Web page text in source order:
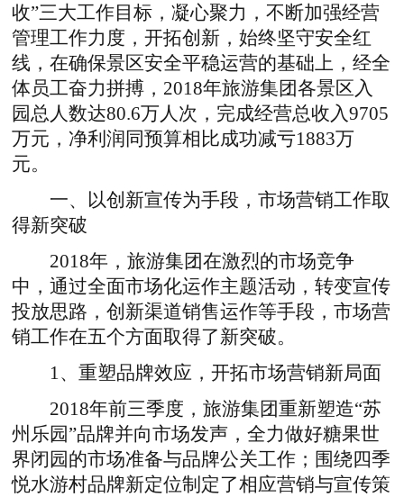
收”三大工作目标，凝心聚力，不断加强经营
管理工作力度，开拓创新，始终坚守安全红
线，在确保景区安全平稳运营的基础上，经全
体员工奋力拼搏，2018年旅游集团各景区入
园总人数达80.6万人次，完成经营总收入9705
万元，净利润同预算相比成功减亏1883万
元。
一、以创新宣传为手段，市场营销工作取
得新突破
2018年，旅游集团在激烈的市场竞争
中，通过全面市场化运作主题活动，转变宣传
投放思路，创新渠道销售运作等手段，市场营
销工作在五个方面取得了新突破。
1、重塑品牌效应，开拓市场营销新局面
2018年前三季度，旅游集团重新塑造“苏
州乐园”品牌并向市场发声，全力做好糖果世
界闭园的市场准备与品牌公关工作；围绕四季
悦水游村品牌新定位制定了相应营销与宣传策